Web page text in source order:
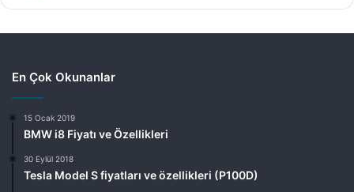
En Çok Okunanlar
15 Ocak 2019
BMW i8 Fiyatı ve Özellikleri
30 Eylül 2018
Tesla Model S fiyatları ve özellikleri (P100D)